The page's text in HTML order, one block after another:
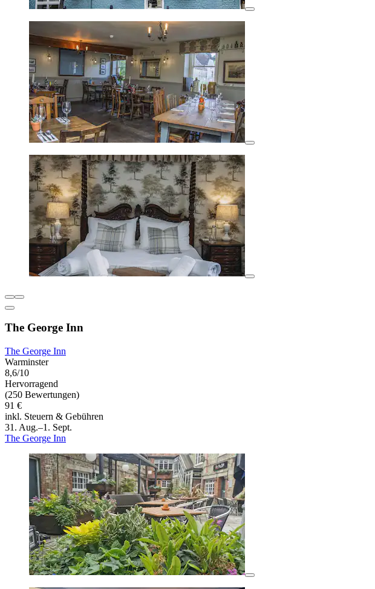
The George Inn
The George Inn
Warminster
8,6/10
Hervorragend
(250 Bewertungen)
91 €
inkl. Steuern & Gebühren
31. Aug.–1. Sept.
The George Inn